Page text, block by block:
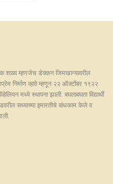
शाळा म्हणजेच डेक्कन जिमखान्यावरील
निर्माण व्हावे म्हणून २२ ऑक्टोंबर १९२२
मध्ये स्थापना झाली. बघताबघता विद्यार्थी
सध्याच्या इमारतीचे बांधकाम केले व